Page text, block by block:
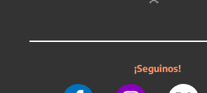
¡Seguinos!